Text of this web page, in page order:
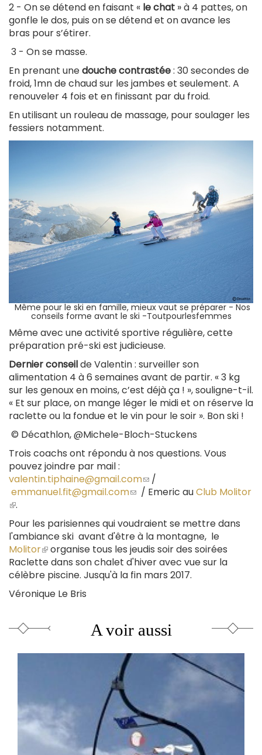
2 - On se détend en faisant « le chat » à 4 pattes, on
gonfle le dos, puis on se détend et on avance les
bras pour s’étirer.
3 - On se masse.
En prenant unedouche contrastée: 30 secondes de
froid, 1mn de chaud sur les jambes et seulement. A
renouveler 4 fois et en finissant par du froid.
En utilisant un rouleau de massage, pour soulager les
fessiers notamment.
Même pour le ski en famille, mieux vaut se préparer - Nos
conseils forme avant le ski -Toutpourlesfemmes
Même avec une activité sportive régulière, cette
préparation pré-ski est judicieuse.
Dernier conseilde Valentin : surveiller son
alimentation 4 à 6 semaines avant de partir. « 3 kg
sur les genoux en moins, c’est déjà ça ! », souligne-t-il.
« Et sur place, on mange léger le midi et on réserve la
raclette ou la fondue et le vin pour le soir ». Bon ski !
© Décathlon, @Michele-Bloch-Stuckens
Trois coachs ont répondu à nos questions. Vous
pouvez joindre par mail :
valentin.tiphaine@gmail.com(le
lien
un
courriel)
/
emmanuel.fit@gmail.com(le
envoie
un
courriel)
/ Emeric auClub Molitor
(le
lien
est
externe)
.
Pour les parisiennes qui voudraient se mettre dans
l'ambiance ski avant d'être à la montagne, le
Molitor(le
lien
est
externe)
organise tous les jeudis soir des soirées
Raclette dans son chalet d'hiver avec vue sur la
célèbre piscine. Jusqu'à la fin mars 2017.
Véronique Le Bris
A voir aussi